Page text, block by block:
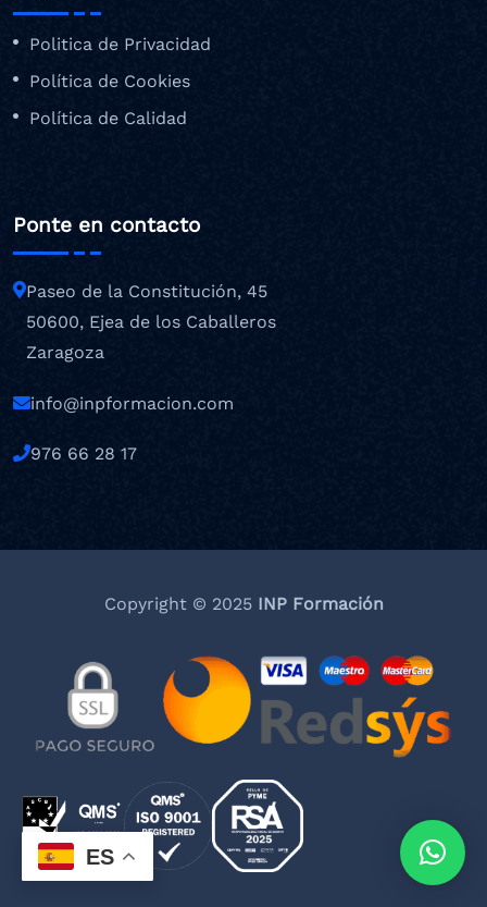
Politica de Privacidad
Política de Cookies
Política de Calidad
Ponte en contacto
Paseo de la Constitución, 45
50600, Ejea de los Caballeros
Zaragoza
info@inpformacion.com
976 66 28 17
Copyright © 2025INP Formación
ES